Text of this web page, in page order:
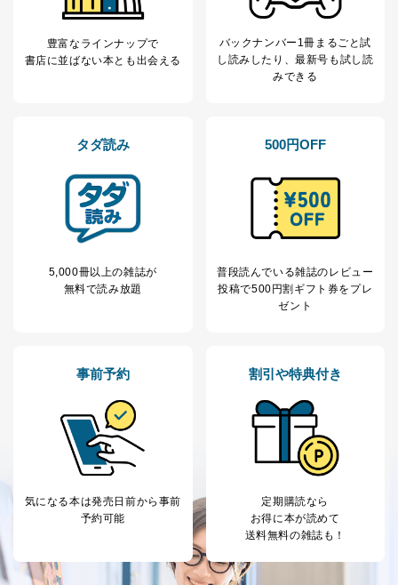
当社にお問合わせ
人情報
お問い合わせ対応、トラブル対
質向上のため
カスタマーQ＆Aサイトの投稿内容
ｅメール等による商品、サービ
採用応募者の方の
個人情報
採用選考、ご連絡のため
当社の従業者の個
人事、総務などの雇用管理等のた
パートナー（提携
企業）からの委託
購入商品配送のため
提携企業及びお客様がご購入され
た商品の発売元企業からのｅメー
SNS公式アカウン
トに登録された方
の個人情報
当社のサービス利用状況の把握お
お問い合わせ対応、トラブル対
処、オペレーター教育など応対品
その他当社のプライバシーポリシ
ー等にて公表する利用目的達成の
※上記の利用目的のうちNo.1～5については保有個人デ
ータ（開示対象個人情報）の利用目的であり、下記4.の
開示等のご請求に対応させていただきます。
なお、6、7については、パートナー（提携企業）様又は
各SNS運営会社様にご請求いただきますようお願い致し
豊富なラインナップで
書店に並ばない本とも出会える
バックナンバー1冊まるごと試
し読み したり、最新号も試し読
みできる
タダ読み
5,000冊以上の雑誌が
無料で読み放題
500円OFF
普段読んでいる雑誌のレビュー
投稿で500円割ギフト券をプレ
ゼント
事前予約
気になる本は発売日前から事前
予約可能
割引や特典付き
定期購読なら
お得に本が読めて
送料無料の雑誌も！